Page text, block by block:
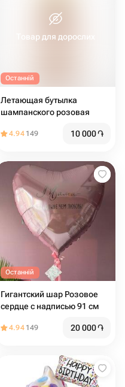
Останній
Товар для дорослих
Летающая бутылка
шампанского розовая
4.94 149 10 000֏
Останній
Гигантский шар Розовое
сердце с надписью 91 см
4.94 149 20 000֏